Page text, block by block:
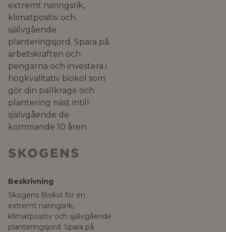
extremt näringsrik,
klimatpositiv och
självgående
planteringsjord. Spara på
arbetskraften och
pengarna och investera i
högkvalitativ biokol som
gör din pallkrage och
plantering näst intill
självgående de
kommande 10 åren.
Beskrivning
Skogens Biokol för en
extremt näringsrik,
klimatpositiv och självgående
planteringsjord. Spara på